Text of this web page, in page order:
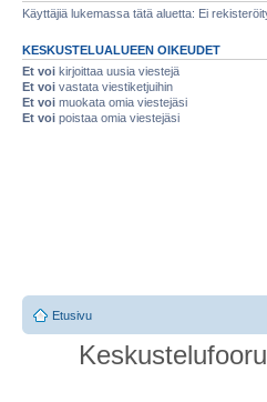
Käyttäjiä lukemassa tätä aluetta: Ei
KESKUSTELUALUEEN OIKEUDET
Et voi kirjoittaa uusia viestejä
Et voi vastata viestiketjuihin
Et voi muokata omia viestejäsi
Et voi poistaa omia viestejäsi
Etusivu